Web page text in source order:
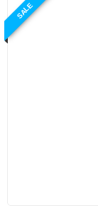
SALE